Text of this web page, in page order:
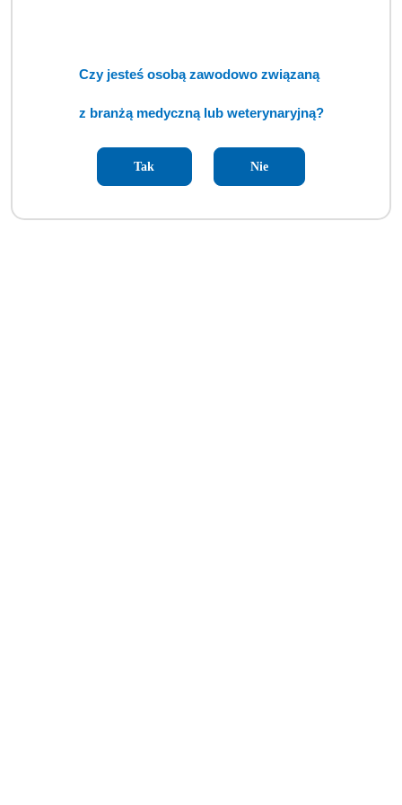
Czy jesteś osobą zawodowo związaną
z branżą medyczną lub weterynaryjną?
Tak Nie